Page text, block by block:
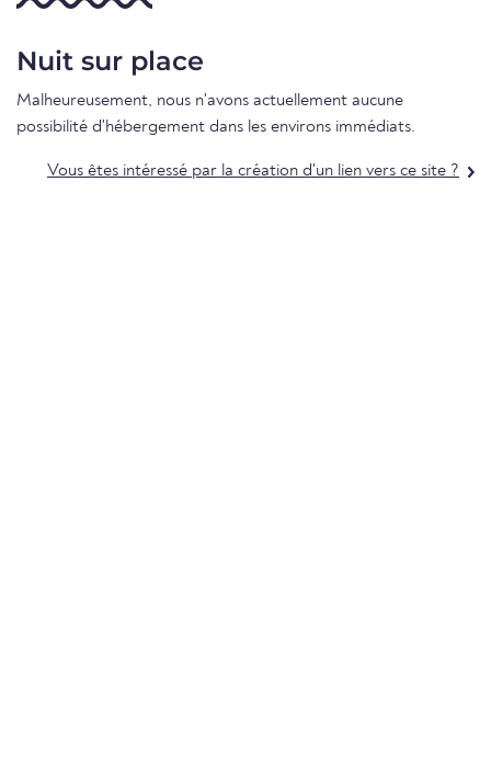
Nuit sur place
Malheureusement, nous n'avons actuellement aucune
possibilité d'hébergement dans les environs immédiats.
Vous êtes intéressé par la création d'un lien vers ce site ?